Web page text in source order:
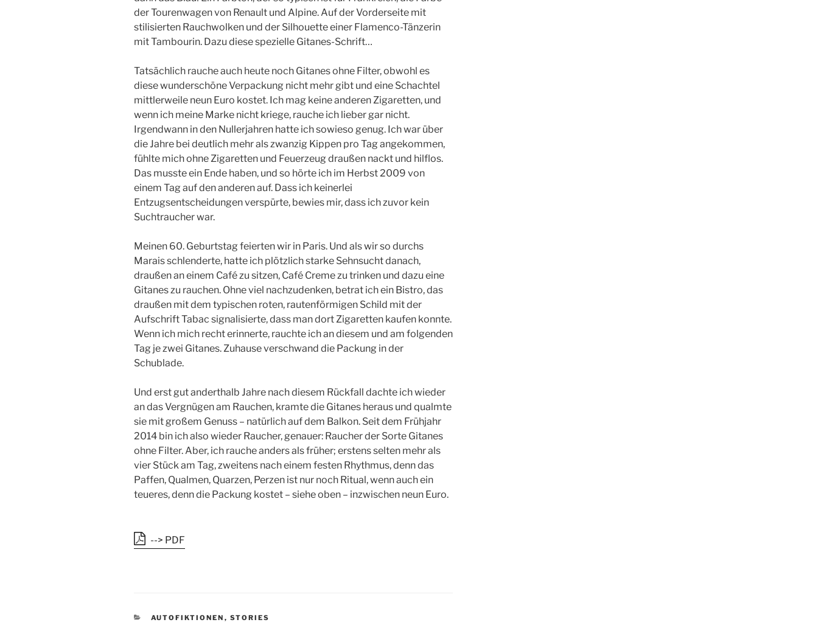
der Tourenwagen von Renault und Alpine. Auf der Vorderseite mit
stilisierten Rauchwolken und der Silhouette einer Flamenco-Tänzerin
mit Tambourin. Dazu diese spezielle Gitanes-Schrift…
Tatsächlich rauche auch heute noch Gitanes ohne Filter, obwohl es
diese wunderschöne Verpackung nicht mehr gibt und eine Schachtel
mittlerweile neun Euro kostet. Ich mag keine anderen Zigaretten, und
wenn ich meine Marke nicht kriege, rauche ich lieber gar nicht.
Irgendwann in den Nullerjahren hatte ich sowieso genug. Ich war über
die Jahre bei deutlich mehr als zwanzig Kippen pro Tag angekommen,
fühlte mich ohne Zigaretten und Feuerzeug draußen nackt und hilflos.
Das musste ein Ende haben, und so hörte ich im Herbst 2009 von
einem Tag auf den anderen auf. Dass ich keinerlei
Entzugsentscheidungen verspürte, bewies mir, dass ich zuvor kein
Suchtraucher war.
Meinen 60. Geburtstag feierten wir in Paris. Und als wir so durchs
Marais schlenderte, hatte ich plötzlich starke Sehnsucht danach,
draußen an einem Café zu sitzen, Café Creme zu trinken und dazu eine
Gitanes zu rauchen. Ohne viel nachzudenken, betrat ich ein Bistro, das
draußen mit dem typischen roten, rautenförmigen Schild mit der
Aufschrift Tabac signalisierte, dass man dort Zigaretten kaufen konnte.
Wenn ich mich recht erinnerte, rauchte ich an diesem und am folgenden
Tag je zwei Gitanes. Zuhause verschwand die Packung in der
Schublade.
Und erst gut anderthalb Jahre nach diesem Rückfall dachte ich wieder
an das Vergnügen am Rauchen, kramte die Gitanes heraus und qualmte
sie mit großem Genuss – natürlich auf dem Balkon. Seit dem Frühjahr
2014 bin ich also wieder Raucher, genauer: Raucher der Sorte Gitanes
ohne Filter. Aber, ich rauche anders als früher; erstens selten mehr als
vier Stück am Tag, zweitens nach einem festen Rhythmus, denn das
Paffen, Qualmen, Quarzen, Perzen ist nur noch Ritual, wenn auch ein
teueres, denn die Packung kostet – siehe oben – inzwischen neun Euro.
--> PDF
K
AUTOFIKTIONEN , STORIES